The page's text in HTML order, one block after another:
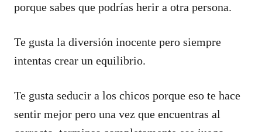
porque sabes que podrías herir a otra persona.
Te gusta la diversión inocente pero siempre
intentas crear un equilibrio.
Te gusta seducir a los chicos porque eso te hace
sentir mejor pero una vez que encuentras al